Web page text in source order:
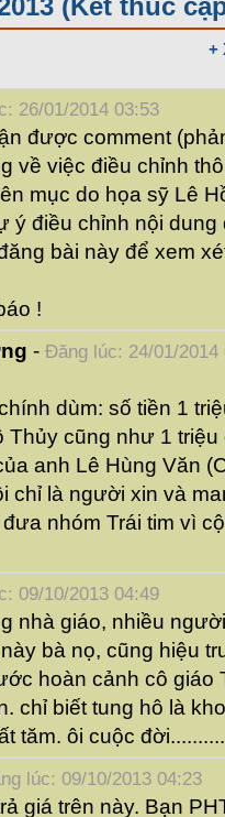
+
26/01/2014 03:53
được comment
về việc điều chỉnh
mục do họa sỹ Lê
ý điều chỉnh nội
bài này để xem
!
- Đăng lúc: 24/01/2014
dùm: số tiền 1
Thủy cũng như 1
anh Lê Hùng Văn
chỉ là người xin và
nhóm Trái tim vì
09/10/2013 04:49
nhà giáo, nhiều
bà nọ, cũng hiệu
hoàn cảnh cô giáo
chỉ biết tung hô là
tăm. ôi cuộc
lúc: 09/10/2013 04:23
giá trên này. Bạn